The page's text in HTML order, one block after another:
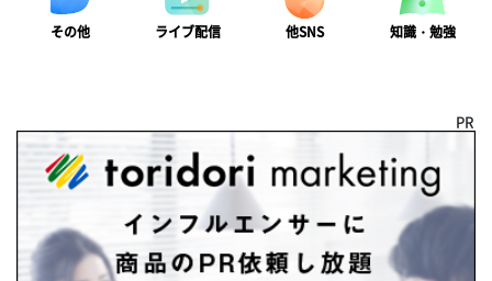
その他 ライブ配信 他SNS 知識・勉強
PR